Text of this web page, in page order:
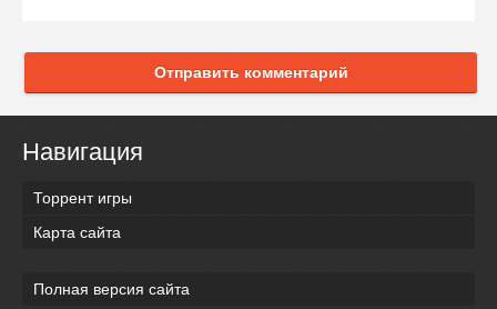
Отправить комментарий
Навигация
Торрент игры
Карта сайта
Полная версия сайта